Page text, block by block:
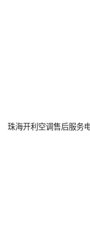
珠海开利空调售后服务